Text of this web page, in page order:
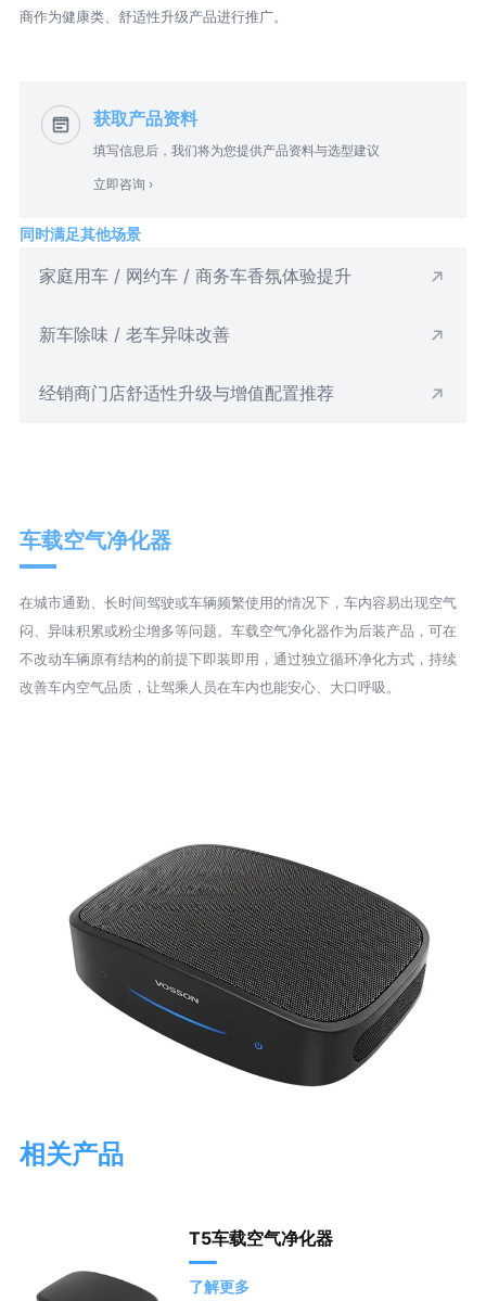
商作为健康类、舒适性升级产品进行推广。
获取产品资料
填写信息后，我们将为您提供产品资料与选型建议
立即咨询 ›
同时满足其他场景
家庭用车 / 网约车 / 商务车香氛体验提升
新车除味 / 老车异味改善
经销商门店舒适性升级与增值配置推荐
车载空气净化器
在城市通勤、长时间驾驶或车辆频繁使用的情况下，车内容易出现空气
闷、异味积累或粉尘增多等问题。车载空气净化器作为后装产品，可在
不改动车辆原有结构的前提下即装即用，通过独立循环净化方式，持续
改善车内空气品质，让驾乘人员在车内也能安心、大口呼吸。
相关产品
T5车载空气净化器
了解更多